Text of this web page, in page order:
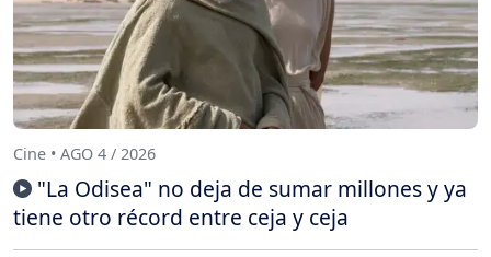
Cine • AGO 4 / 2026
"La Odisea" no deja de sumar millones y ya
tiene otro récord entre ceja y ceja